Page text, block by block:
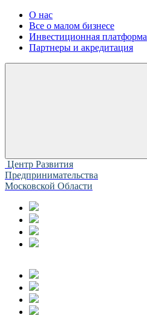
О нас
Все о малом бизнесе
Инвестиционная платформа
Партнеры и акредитация
Центр Развития
Предпринимательства
Московской Области